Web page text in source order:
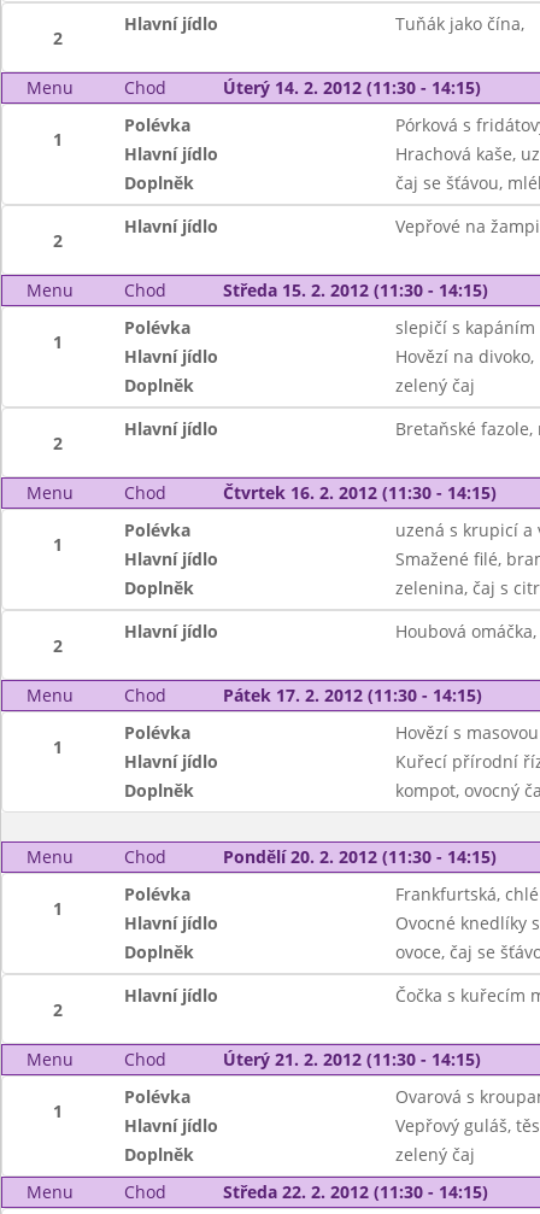
2
Hlavní jídlo Tuňák jako čína,
Menu Chod Úterý 14. 2. 2012 (11:30 - 14:15)
1
Polévka
Pórková s
Hlavní jídlo
Hrachová kaše,
Doplněk
čaj se šťávou,
2
Hlavní jídlo Vepřové na
Menu Chod Středa 15. 2. 2012 (11:30 - 14:15)
1
Polévka
slepičí s kapáním
Hlavní jídlo
Hovězí na
Doplněk
zelený čaj
2
Hlavní jídlo Bretaňské fazole,
Menu Chod Čtvrtek 16. 2. 2012 (11:30 - 14:15)
1
Polévka
uzená s krupicí a
Hlavní jídlo
Smažené filé,
Doplněk
zelenina, čaj s
2
Hlavní jídlo Houbová
Menu Chod Pátek 17. 2. 2012 (11:30 - 14:15)
1
Polévka
Hovězí s
Hlavní jídlo
Kuřecí přírodní
Doplněk
kompot, ovocný
Menu Chod Pondělí 20. 2. 2012 (11:30 - 14:15)
1
Polévka
Frankfurtská,
Hlavní jídlo
Ovocné knedlíky
Doplněk
ovoce, čaj se
2
Hlavní jídlo Čočka s kuřecím
Menu Chod Úterý 21. 2. 2012 (11:30 - 14:15)
1
Polévka
Ovarová s
Hlavní jídlo
Vepřový guláš,
Doplněk
zelený čaj
Menu
Chod Středa 22. 2. 2012 (11:30 - 14:15)